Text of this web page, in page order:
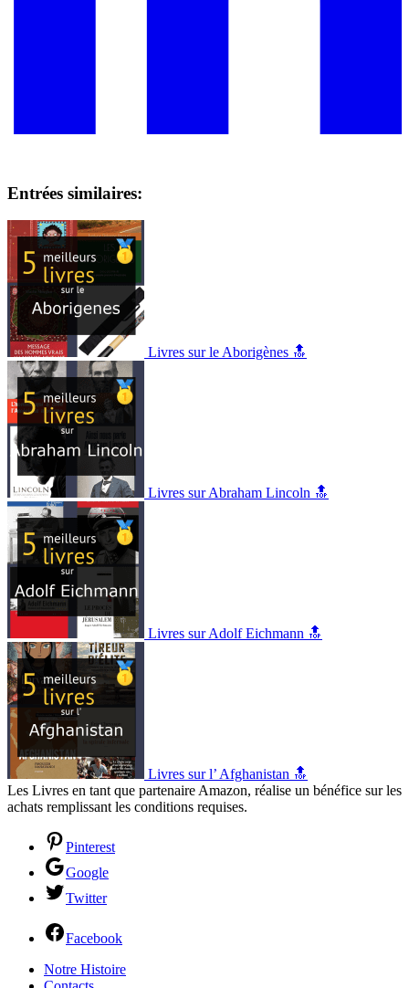
Entrées similaires:
Livres sur le Aborigènes 🔝
Livres sur Abraham Lincoln 🔝
Livres sur Adolf Eichmann 🔝
Livres sur l’ Afghanistan 🔝
Les Livres en tant que partenaire Amazon, réalise un bénéfice sur les
achats remplissant les conditions requises.
Pinterest
Google
Twitter
Facebook
Notre Histoire